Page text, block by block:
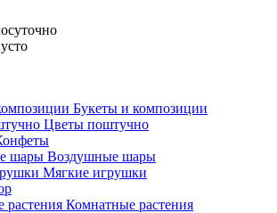
Букеты и композиции
Цветы поштучно
Воздушные шары
Мягкие игрушки
Комнатные растения